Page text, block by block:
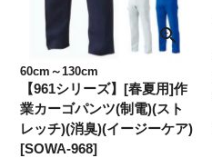
60cm～130cm
【961シリーズ】[春夏用]作
業カーゴパンツ(制電)(スト
レッチ)(消臭)(イージーケア)
[SOWA-968]